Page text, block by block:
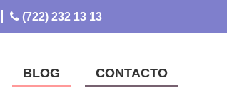
(722) 232 13 13
BLOG CONTACTO